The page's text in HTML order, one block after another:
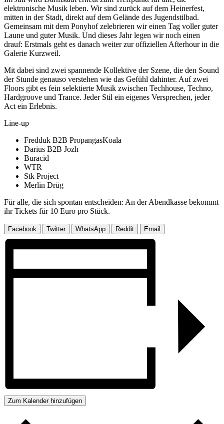
elektronische Musik leben. Wir sind zurück auf dem Heinerfest,
mitten in der Stadt, direkt auf dem Gelände des Jugendstilbad.
Gemeinsam mit dem Ponyhof zelebrieren wir einen Tag voller guter
Laune und guter Musik. Und dieses Jahr legen wir noch einen
drauf: Erstmals geht es danach weiter zur offiziellen Afterhour in die
Galerie Kurzweil.
Mit dabei sind zwei spannende Kollektive der Szene, die den Sound
der Stunde genauso verstehen wie das Gefühl dahinter. Auf zwei
Floors gibt es fein selektierte Musik zwischen Techhouse, Techno,
Hardgroove und Trance. Jeder Stil ein eigenes Versprechen, jeder
Act ein Erlebnis.
Line-up
Fredduk B2B PropangasKoala
Darius B2B Jozh
Buracid
WTR
Stk Project
Merlin Drüg
Für alle, die sich spontan entscheiden: An der Abendkasse bekommt
ihr Tickets für 10 Euro pro Stück.
Facebook Twitter WhatsApp Reddit Email
Zum Kalender hinzufügen